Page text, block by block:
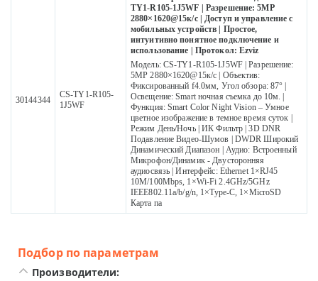
30144344
CS-TY1-R105-
1J5WF
TY1-R105-1J5WF | Разрешение: 5MP
2880×1620@15к/с | Доступ и управление с
мобильных устройств | Простое,
интуитивно понятное подключение и
использование | Протокол: Ezviz
Модель: CS-TY1-R105-1J5WF | Разрешение:
5MP 2880×1620@15к/с | Объектив:
Фиксированный f4.0мм, Угол обзора: 87° |
Освещение: Smart ночная съемка до 10м. |
Функция: Smart Color Night Vision – Умное
цветное изображение в темное время суток |
Режим День/Ночь | ИК Фильтр | 3D DNR
Подавление Видео-Шумов | DWDR Широкий
Динамический Диапазон | Аудио: Встроенный
Микрофон/Динамик - Двусторонняя
аудиосвязь | Интерфейс: Ethernet 1×RJ45
10M/100Mbps, 1×Wi-Fi 2.4GHz/5GHz
IEEE802.11a/b/g/n, 1×Type-C, 1×MicroSD
Карта па
Подбор по параметрам
Производители: